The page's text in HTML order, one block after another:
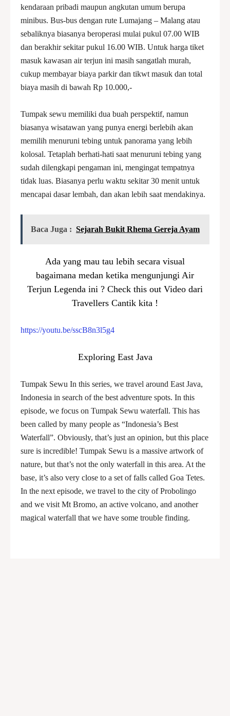
kendaraan pribadi maupun angkutan umum berupa
minibus. Bus-bus dengan rute Lumajang – Malang atau
sebaliknya biasanya beroperasi mulai pukul 07.00 WIB
dan berakhir sekitar pukul 16.00 WIB. Untuk harga tiket
masuk kawasan air terjun ini masih sangatlah murah,
cukup membayar biaya parkir dan tikwt masuk dan total
biaya masih di bawah Rp 10.000,-
Tumpak sewu memiliki dua buah perspektif, namun
biasanya wisatawan yang punya energi berlebih akan
memilih menuruni tebing untuk panorama yang lebih
kolosal. Tetaplah berhati-hati saat menuruni tebing yang
sudah dilengkapi pengaman ini, mengingat tempatnya
tidak luas. Biasanya perlu waktu sekitar 30 menit untuk
mencapai dasar lembah, dan akan lebih saat mendakinya.
Baca Juga : Sejarah Bukit Rhema Gereja Ayam
Ada yang mau tau lebih secara visual
bagaimana medan ketika mengunjungi Air
Terjun Legenda ini ? Check this out Video dari
Travellers Cantik kita !
https://youtu.be/sscB8n3l5g4
Exploring East Java
Tumpak Sewu In this series, we travel around East Java,
Indonesia in search of the best adventure spots. In this
episode, we focus on Tumpak Sewu waterfall. This has
been called by many people as “Indonesia’s Best
Waterfall”. Obviously, that’s just an opinion, but this place
sure is incredible! Tumpak Sewu is a massive artwork of
nature, but that’s not the only waterfall in this area. At the
base, it’s also very close to a set of falls called Goa Tetes.
In the next episode, we travel to the city of Probolingo
and we visit Mt Bromo, an active volcano, and another
magical waterfall that we have some trouble finding.